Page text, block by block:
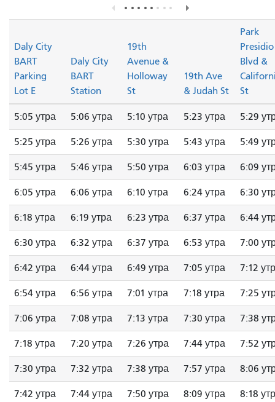
Daly City
BART
Parking
Lot E
Daly City
BART
Station
19th
Avenue &
Holloway
St
19th Ave
& Judah St
Park
Presidio
Blvd &
St
5:05 утра 5:06 утра 5:10 утра 5:23 утра 5:29
5:25 утра 5:26 утра 5:30 утра 5:43 утра 5:49
5:45 утра 5:46 утра 5:50 утра 6:03 утра 6:09
6:05 утра 6:06 утра 6:10 утра 6:24 утра 6:30
6:18 утра 6:19 утра 6:23 утра 6:37 утра 6:44
6:30 утра 6:32 утра 6:37 утра 6:53 утра 7:00
6:42 утра 6:44 утра 6:49 утра 7:05 утра 7:12
6:54 утра 6:56 утра 7:01 утра 7:18 утра 7:25
7:06 утра 7:08 утра 7:13 утра 7:30 утра 7:38
7:18 утра 7:20 утра 7:26 утра 7:44 утра 7:52
7:30 утра 7:32 утра 7:38 утра 7:57 утра 8:06
7:42 утра 7:44 утра 7:50 утра 8:09 утра 8:18